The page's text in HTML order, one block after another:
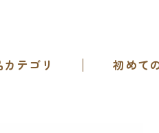
テゴリ 初めて